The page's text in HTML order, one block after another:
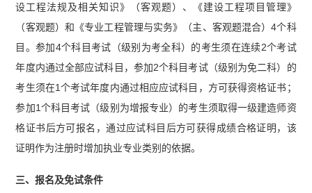
设工程法规及相关知识》（客观题）、《建设工程项目管理》
（客观题）和《专业工程管理与实务》（主、客观题混合）4个科
目。参加4个科目考试（级别为考全科）的考生须在连续2个考试
年度内通过全部应试科目，参加2个科目考试（级别为免二科）的
考生须在1个考试年度内通过相应应试科目，方可获得资格证书；
参加1个科目考试（级别为增报专业）的考生须取得一级建造师资
格证书后方可报名，通过应试科目后方可获得成绩合格证明，该
证明作为注册时增加执业专业类别的依据。
三、报名及免试条件